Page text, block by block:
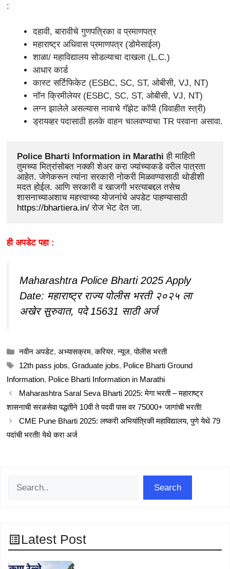
:
दहावी, बारावीचे गुणपत्रिका व प्रमाणपत्र
महाराष्ट्र अधिवास प्रमाणपत्र (डोमेसाईल)
शाळा/ महाविद्यालय सोडल्याचा दाखला (L.C.)
आधार कार्ड
कास्ट सर्टिफिकेट (ESBC, SC, ST, ओबीसी, VJ, NT)
नॉन क्रिमीलेयर (ESBC, SC, ST, ओबीसी, VJ, NT)
लग्न झालेले असल्यास नावाचे गॅझेट कॉपी (विवाहीत स्त्री)
ड्रायव्हर पदासाठी हलके वाहन चालवण्याचा TR परवाना असावा.
Police Bharti Information in Marathi ही माहिती
तुमच्या मित्रांसोबत नक्की शेअर करा ज्यांच्याकडे वरील पात्रता
आहेत. जेणेकरून त्यांना सरकारी नोकरी मिळवण्यासाठी थोडीशी
मदत होईल. आणि सरकारी व खाजगी भरत्याबद्दल तसेच
https://bhartiera.in/ रोज भेट देत जा.
ही अपडेट पहा :
Maharashtra Police Bharti 2025 Apply
Date: महाराष्ट्र राज्य पोलीस भरती २०२५ ला
अखेर सुरुवात, पदे 15631 साठी अर्ज
Categories
नवीन अपडेट, अभ्यासक्रम,करियर,न्यूज,पोलीस भरती
Tags
12th pass jobs, Graduate jobs, Police Bharti Ground
Information, Police Bharti Information in Marathi
Maharashtra Saral Seva Bharti 2025: मेगा भरती – महाराष्ट्र
शासनाची सरळसेवा पद्धतीने 10वी ते पदवी पास वर 75000+ जागांची भरती!
CME Pune Bharti 2025: लष्करी अभियांत्रिकी महाविद्यालय, पुणे येथे 79
पदांची भरती! येथे करा अर्ज
Search
Latest Post